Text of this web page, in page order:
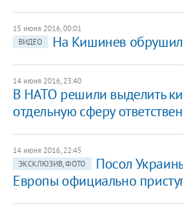
15 июня 2016, 00:01
ВИДЕО
На Кишинев
14 июня 2016, 23:40
В НАТО решили выделить
отдельную сферу
14 июня 2016, 22:45
ЭКСКЛЮЗИВ, ФОТО
Посол
Европы официально